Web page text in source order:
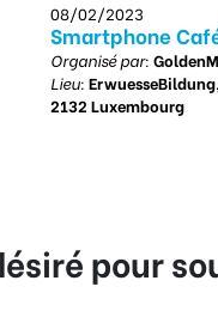
08/02/2023
Smartphone
Organisé par:
Lieu:
2132 Luxembourg
pour